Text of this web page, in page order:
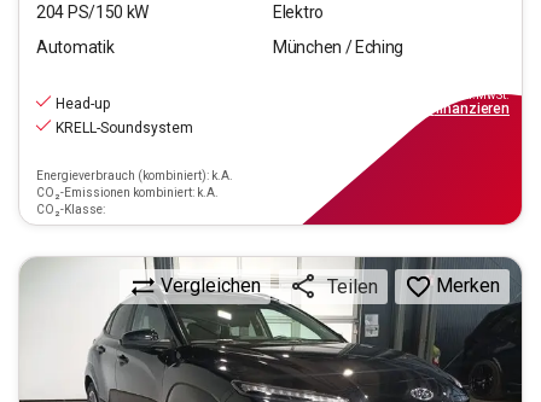
204PS/150 kW
Elektro
Automatik
München / Eching
Head-up
KRELL-Soundsystem
Energieverbrauch (kombiniert): k.A.
CO₂-Emissionen kombiniert: k.A.
CO₂-Klasse:
inkl.MwSt.
finanzieren
Vergleichen Teilen Merken